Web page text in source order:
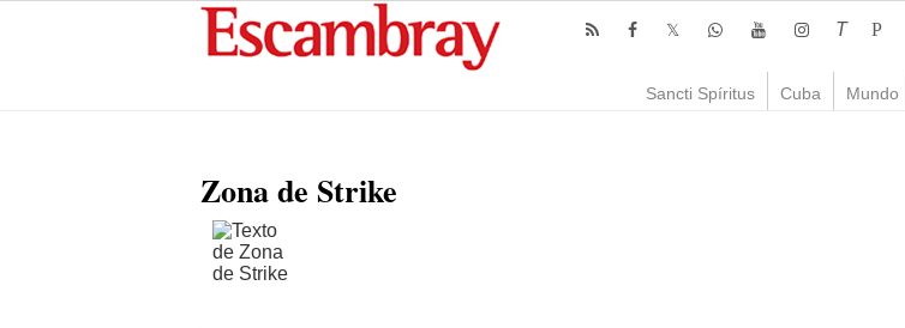
T P
Sancti Spíritus Cuba Mundo
Zona de Strike